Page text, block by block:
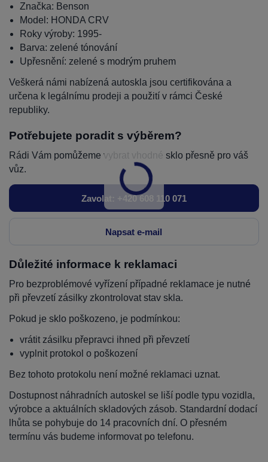
Značka: Benson
Model: HONDA CRV
Roky výroby: 1995-
Barva: zelené tónování
Upřesnění: zelené s modrým pruhem
Veškerá námi nabízená autoskla jsou certifikována a
určena k legálnímu prodeji a použití v rámci České
republiky.
Potřebujete poradit s výběrem?
Rádi Vám pomůžeme vybrat vhodné sklo přesně pro váš
vůz.
Zavolat: +420 608 110 071
Napsat e-mail
Důležité informace k reklamaci
Pro bezproblémové vyřízení případné reklamace je nutné
při převzetí zásilky zkontrolovat stav skla.
Pokud je sklo poškozeno, je podmínkou:
vrátit zásilku přepravci ihned při převzetí
vyplnit protokol o poškození
Bez tohoto protokolu není možné reklamaci uznat.
Dostupnost náhradních autoskel se liší podle typu vozidla,
výrobce a aktuálních skladových zásob. Standardní dodací
lhůta se pohybuje do 14 pracovních dní. O přesném
termínu vás budeme informovat po telefonu.